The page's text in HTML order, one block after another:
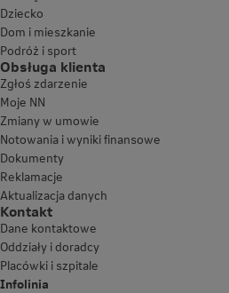
Dziecko
Dom i mieszkanie
Podróż i sport
Obsługa klienta
Zgłoś zdarzenie
Moje NN
Zmiany w umowie
Notowania i wyniki finansowe
Dokumenty
Reklamacje
Aktualizacja danych
Kontakt
Dane kontaktowe
Oddziały i doradcy
Placówki i szpitale
Infolinia